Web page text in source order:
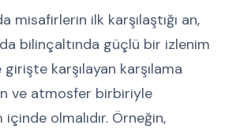
misafirlerin ilk karşılaştığı an,
bilinçaltında güçlü bir izlenim
girişte karşılayan karşılama
ve atmosfer birbiriyle
olmalıdır. Örneğin,